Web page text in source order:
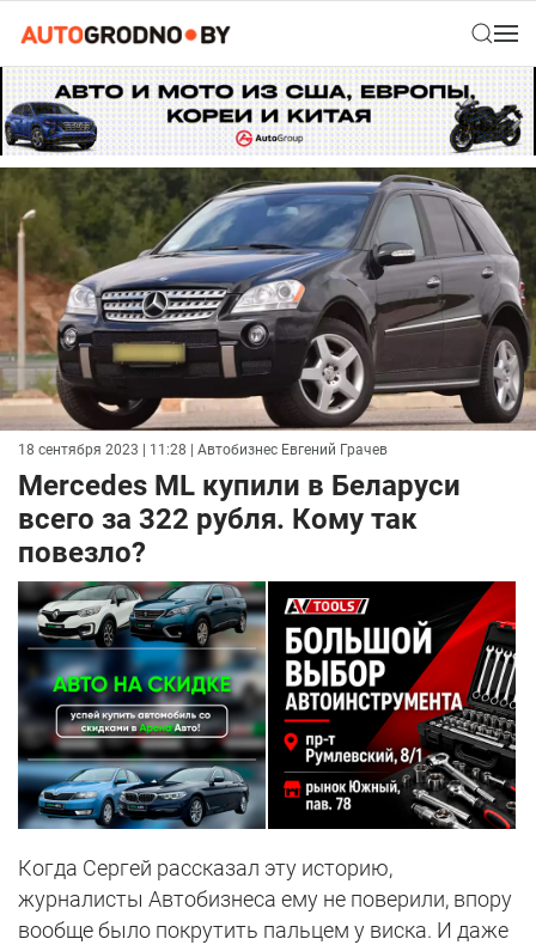
18 сентября 2023 | 11:28 | Автобизнес Евгений Грачев
Mercedes ML купили в Беларуси
всего за 322 рубля. Кому так
повезло?
Когда Сергей рассказал эту историю,
журналисты Автобизнеса ему не поверили, впору
вообще было покрутить пальцем у виска. И даже